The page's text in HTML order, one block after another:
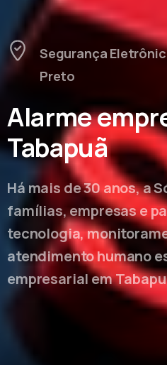
Segurança
Preto
Alarme
Tabapuã
Há mais de 30 anos, a
famílias, empresas e
tecnologia,
atendimento humano
empresarial em